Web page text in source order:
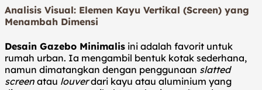
Analisis Visual: Elemen Kayu Vertikal (Screen) yang
Menambah Dimensi
Desain Gazebo Minimalis ini adalah favorit untuk
rumah urban. Ia mengambil bentuk kotak sederhana,
namun dimatangkan dengan penggunaan slatted
screen atau louverdari kayu atau aluminium yang